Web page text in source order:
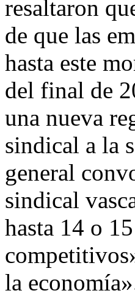
resaltaron
de que las
hasta este
del final de
una nueva
sindical a la
general
sindical
hasta 14 o
la